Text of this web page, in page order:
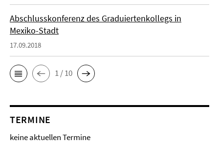
Abschlusskonferenz des Graduiertenkollegs in
Mexiko-Stadt
17.09.2018
1 / 10
TERMINE
keine aktuellen Termine